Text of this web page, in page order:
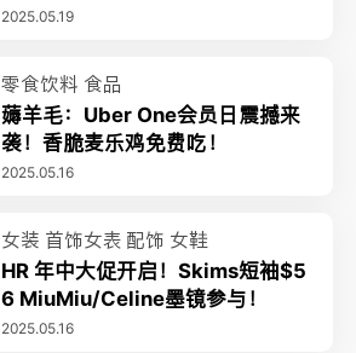
无泪配方
2025.05.19
零食饮料 食品
薅羊毛：Uber One会员日震撼来
袭！香脆麦乐鸡免费吃！
2025.05.16
女装 首饰女表 配饰 女鞋
HR 年中大促开启！Skims短袖$5
6 MiuMiu/Celine墨镜参与！
2025.05.16